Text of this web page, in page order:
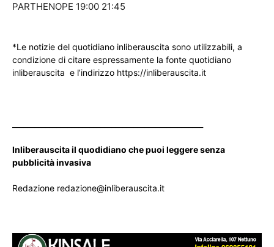
PARTHENOPE 19:00 21:45
*Le notizie del quotidiano inliberauscita sono utilizzabili, a
condizione di citare espressamente la fonte quotidiano
inliberauscita e l’indirizzo https://inliberauscita.it
Inliberauscita il quodidiano che puoi leggere senza
pubblicità invasiva
Redazione redazione@inliberauscita.it